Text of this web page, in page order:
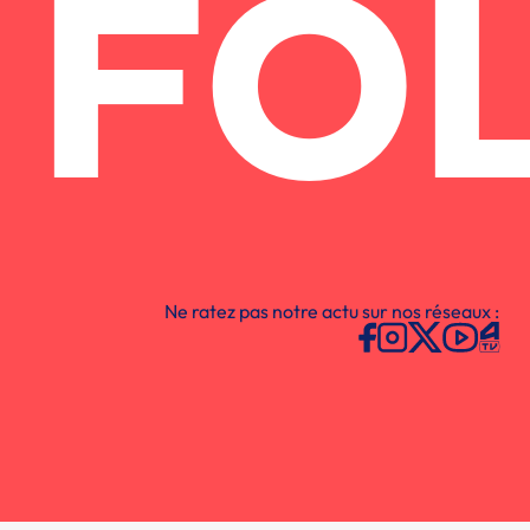
Ne ratez pas notre actu sur nos réseaux :